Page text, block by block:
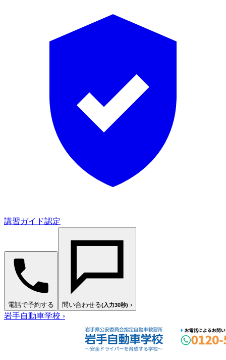
講習ガイド認定
電話で予約する 問い合わせる(入力30秒) ›
岩手自動車学校 ›